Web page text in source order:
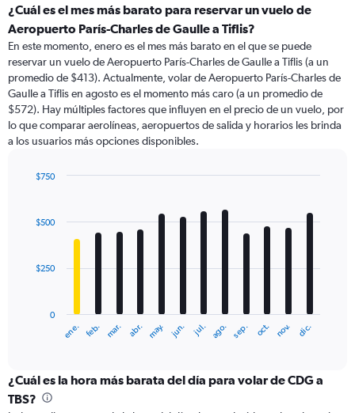
categories.
Range:
91
categories.
The
chart
has
1
Y
axis
values.
to
¿Cuál es el mes más barato para reservar un vuelo de
Aeropuerto París-Charles de Gaulle a Tiflis?
En este momento, enero es el mes más barato en el que se puede
reservar un vuelo de Aeropuerto París-Charles de Gaulle a Tiflis (a un
promedio de $413). Actualmente, volar de Aeropuerto París-Charles de
Gaulle a Tiflis en agosto es el momento más caro (a un promedio de
$572). Hay múltiples factores que influyen en el precio de un vuelo, por
lo que comparar aerolíneas, aeropuertos de salida y horarios les brinda
a los usuarios más opciones disponibles.
with
12
The
categories.
Range:
ene. feb. mar. abr. may. jun. jul. ago. sep. oct. nov. dic.
0
$250
$500
$750
¿Cuál es la hora más barata del día para volar de CDG a
TBS?